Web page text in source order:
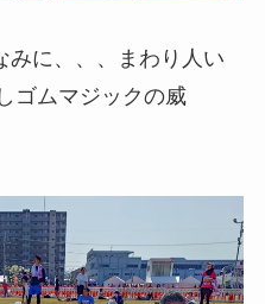
みに、、、まわり人い
ゴムマジックの威